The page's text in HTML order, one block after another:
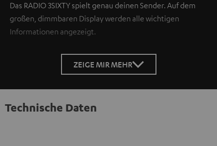
Das RADIO 3SIXTY spielt genau deinen Sender. Auf dem
großen, dimmbaren Display werden alle wichtigen
Informationen angezeigt.
ZEIGE MIR MEHR
Technische Daten